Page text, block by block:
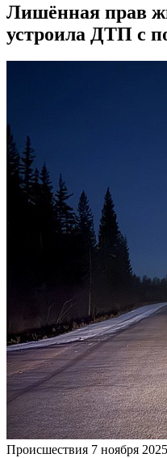
Лишённая прав
устроила ДТП с
Происшествия 7 ноября